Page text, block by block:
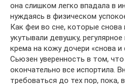
она слишком легко впадала в
нуждаясь в физическом
Как феи во сне, которые снова
укутывали девушку,
крема на кожу дочери «снова и
Сьюзен уверенность в том,
окончательно все испортила.
требоваться до тех пор, пока,